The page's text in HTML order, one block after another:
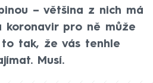
– většina z nich má
koronavir pro ně může
tak, že vás tenhle
Musí.